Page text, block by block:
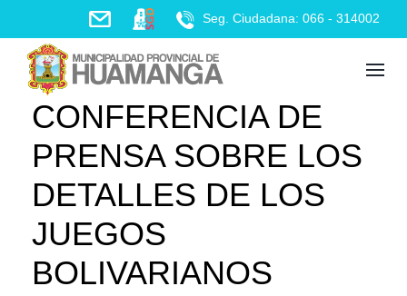
content
Seg. Ciudadana: 066 - 314002
CONFERENCIA DE
PRENSA SOBRE LOS
DETALLES DE LOS
JUEGOS
BOLIVARIANOS